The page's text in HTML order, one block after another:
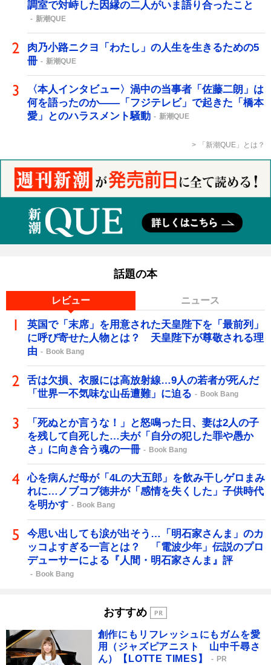
調室で対峙した因縁の二人がいま語り合ったこと
新潮QUE
肉乃小路ニクヨ「わたし」の人生を生きるための5
冊
新潮QUE
〈本人インタビュー〉渦中の当事者「佐藤二朗」は
何を語ったのか――「フジテレビ」で起きた「橋本
愛」とのハラスメント騒動
新潮QUE
「新潮QUE」とは？
話題の本
レビュー ニュース
英国で「末席」を用意された天皇陛下を「最前列」
に呼び寄せた人物とは？ 天皇陛下が尊敬される理
由
Book Bang
舌は欠損、衣服には高放射線…9人の若者が死んだ
「世界一不気味な山岳遭難」に迫る
Book Bang
「死ぬとか言うな！」と怒鳴った日、妻は2人の子
を残して自死した…夫が「自分の犯した罪や愚か
さ」に向き合う魂の一冊
Book Bang
心を病んだ母が「4Lの大五郎」を飲み干しゲロまみ
れに…ノブコブ徳井が「感情を失くした」子供時代
を明かす
Book Bang
今思い出しても涙が出そう…「明石家さんま」のカ
ッコよすぎる一言とは？ 「電波少年」伝説のプロ
デューサーによる『人間・明石家さんま』評
Book Bang
おすすめ
創作にもリフレッシュにもガムを愛
用（ジャズピアニスト 山中千尋さ
ん）【LOTTE TIMES】
PR